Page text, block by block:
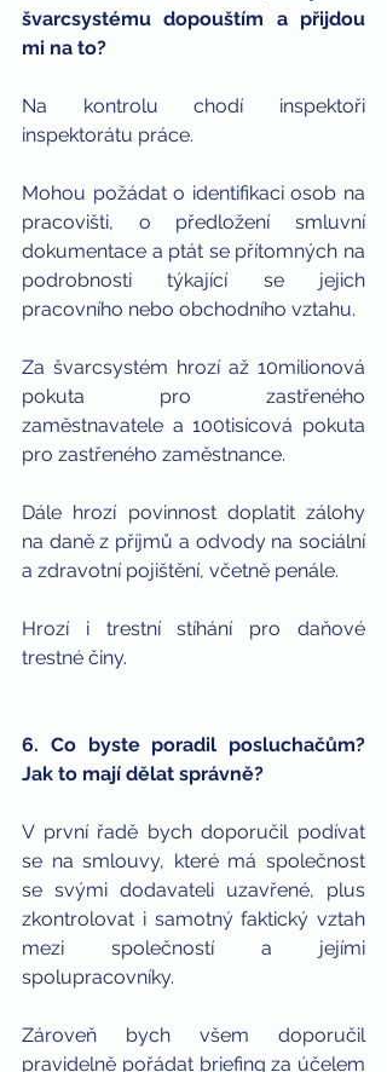
švarcsystému dopouštím a přijdou
mi na to?
Na kontrolu chodí inspektoři
inspektorátu práce.
Mohou požádat o identifikaci osob na
pracovišti, o předložení smluvní
dokumentace a ptát se přítomných na
podrobnosti týkající se jejich
pracovního nebo obchodního vztahu.
Za švarcsystém hrozí až 10milionová
pokuta pro zastřeného
zaměstnavatele a 100tisícová pokuta
pro zastřeného zaměstnance.
Dále hrozí povinnost doplatit zálohy
na daně z příjmů a odvody na sociální
a zdravotní pojištění, včetně penále.
Hrozí i trestní stíhání pro daňové
trestné činy.
6. Co byste poradil posluchačům?
Jak to mají dělat správně?
V první řadě bych doporučil podívat
se na smlouvy, které má společnost
se svými dodavateli uzavřené, plus
zkontrolovat i samotný faktický vztah
mezi společností a jejími
spolupracovníky.
Zároveň bych všem doporučil
pravidelně pořádat briefing za účelem